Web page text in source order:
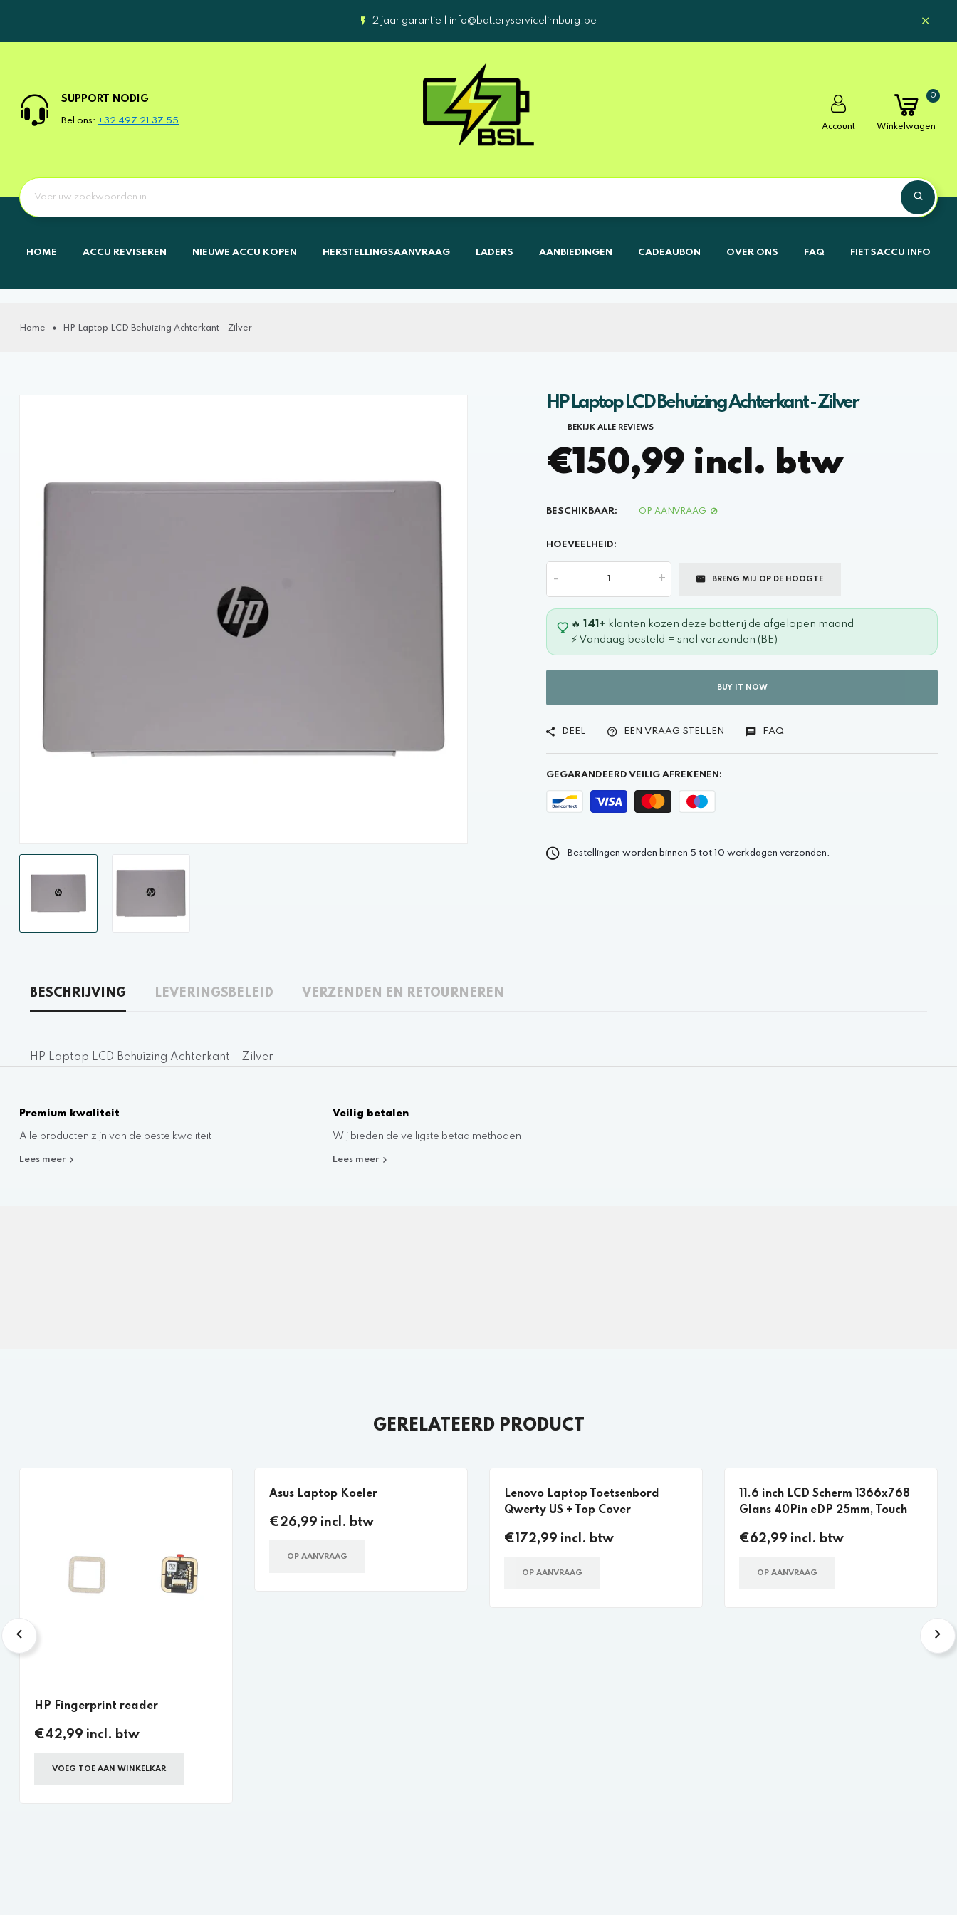
2 jaar garantie | info@batteryservicelimburg.be
SUPPORT NODIG
Bel ons: +32 497 21 37 55
Account
0
Winkelwagen
HOME ACCU REVISEREN NIEUWE ACCU KOPEN HERSTELLINGSAANVRAAG LADERS AANBIEDINGEN CADEAUBON OVER ONS FAQ FIETSACCU INFO
Home HP Laptop LCD Behuizing Achterkant - Zilver
HP Laptop LCD Behuizing Achterkant - Zilver
BEKIJK ALLE REVIEWS
€150,99 incl. btw
BESCHIKBAAR: OP AANVRAAG
HOEVEELHEID:
- + BRENG MIJ OP DE HOOGTE
🔥 141+ klanten kozen deze batterij de afgelopen maand
⚡ Vandaag besteld = snel verzonden (BE)
BUY IT NOW
DEEL EEN VRAAG STELLEN FAQ
GEGARANDEERD VEILIG AFREKENEN:
Bestellingen worden binnen 5 tot 10 werkdagen verzonden.
BESCHRIJVING LEVERINGSBELEID VERZENDEN EN RETOURNEREN
HP Laptop LCD Behuizing Achterkant - Zilver
Premium kwaliteit
Alle producten zijn van de beste kwaliteit
Lees meer
Veilig betalen
Wij bieden de veiligste betaalmethoden
Lees meer
GERELATEERD PRODUCT
HP Fingerprint reader
€42,99 incl. btw
VOEG TOE AAN WINKELKAR
Asus Laptop Koeler
€26,99 incl. btw
OP AANVRAAG
Lenovo Laptop Toetsenbord
Qwerty US + Top Cover
€172,99 incl. btw
OP AANVRAAG
11.6 inch LCD Scherm 1366x768
Glans 40Pin eDP 25mm, Touch
€62,99 incl. btw
OP AANVRAAG